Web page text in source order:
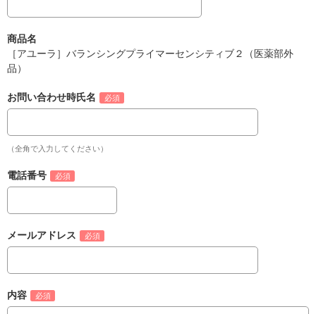
商品名
［アユーラ］バランシングプライマーセンシティブ２（医薬部外
品）
お問い合わせ時氏名
（全角で入力してください）
電話番号
メールアドレス
内容